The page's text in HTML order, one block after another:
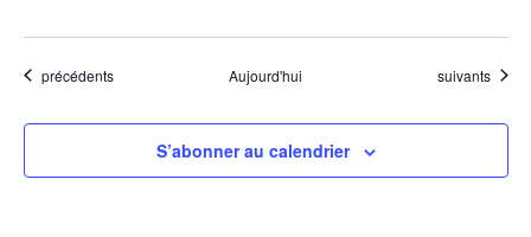
Évènements
précédents Aujourd'hui Évènements
suivants
S’abonner au calendrier